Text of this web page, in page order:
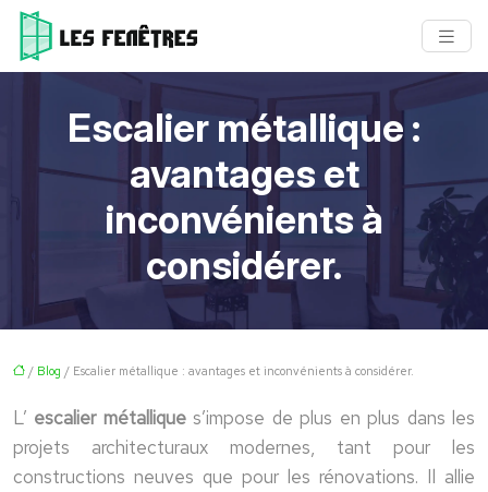
Escalier métallique :
avantages et
inconvénients à
considérer.
/ Blog / Escalier métallique : avantages et inconvénients à considérer.
L’ escalier métalliques’impose de plus en plus dans les
projets architecturaux modernes, tant pour les
constructions neuves que pour les rénovations. Il allie